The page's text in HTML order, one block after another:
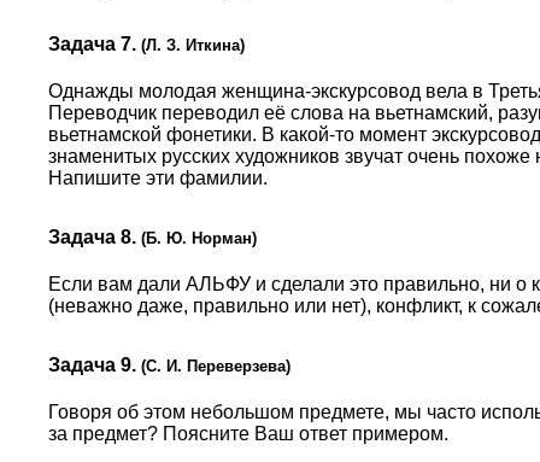
Задача 7. (Л. З. Иткина)
Однажды молодая женщина-экскурсовод вела в
Переводчик переводил её слова на вьетнамский,
вьетнамской фонетики. В какой-то момент
знаменитых русских художников звучат очень
Напишите эти фамилии.
Задача 8. (Б. Ю. Норман)
Если вам дали АЛЬФУ и сделали это правильно, ни
(неважно даже, правильно или нет), конфликт, к
Задача 9. (С. И. Переверзева)
Говоря об этом небольшом предмете, мы часто
за предмет? Поясните Ваш ответ примером.